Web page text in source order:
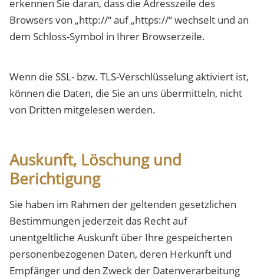
erkennen Sie daran, dass die Adresszeile des
Browsers von „http://“ auf „https://“ wechselt und an
dem Schloss-Symbol in Ihrer Browserzeile.
Wenn die SSL- bzw. TLS-Verschlüsselung aktiviert ist,
können die Daten, die Sie an uns übermitteln, nicht
von Dritten mitgelesen werden.
Auskunft, Löschung und
Berichtigung
Sie haben im Rahmen der geltenden gesetzlichen
Bestimmungen jederzeit das Recht auf
unentgeltliche Auskunft über Ihre gespeicherten
personenbezogenen Daten, deren Herkunft und
Empfänger und den Zweck der Datenverarbeitung